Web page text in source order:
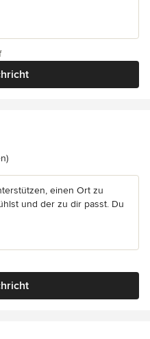
5 Sternen
einen Ort zu
und der zu dir passt. Du